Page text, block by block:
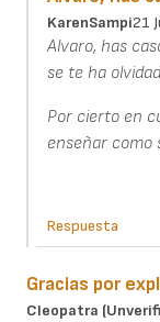
KarenSampi21
Alvaro, has
se te ha
Por cierto en
enseñar como
Respuesta
Gracias por
Cleopatra